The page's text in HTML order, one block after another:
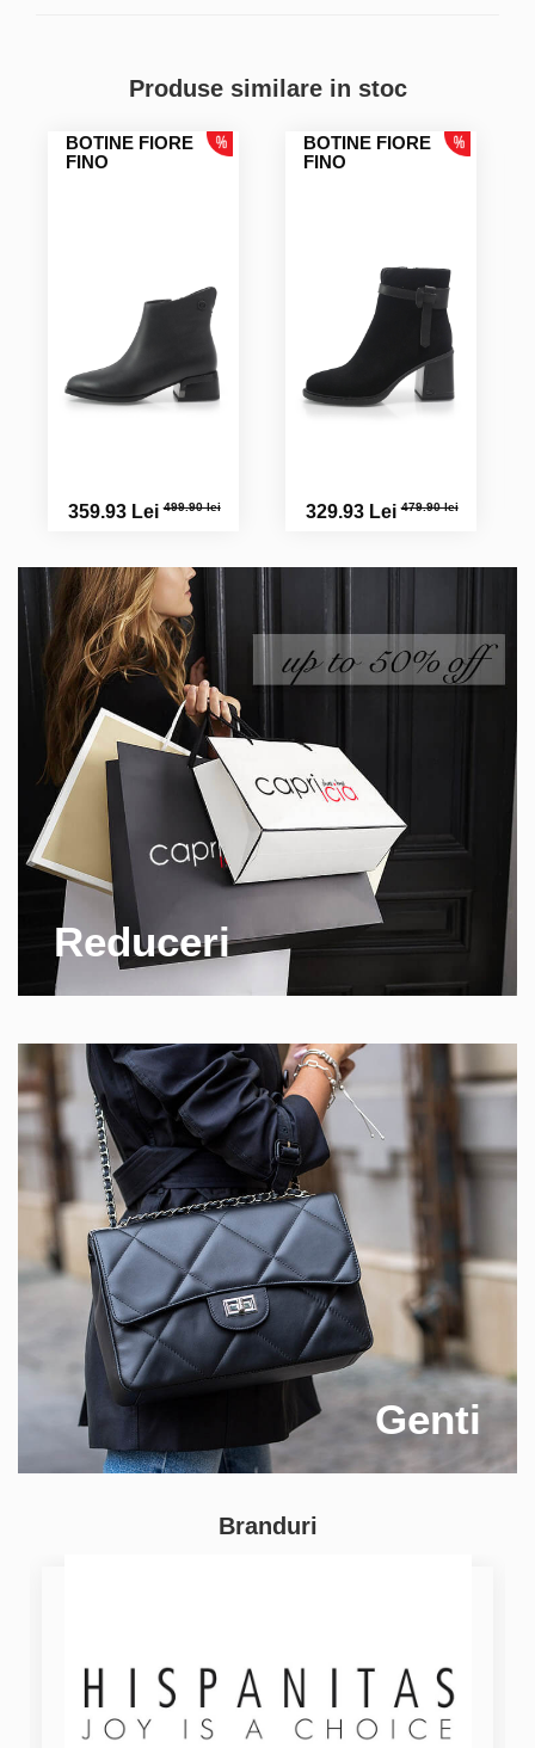
Produse similare in stoc
BOTINE FIORE
FINO
359.93 Lei499.90 lei
BOTINE FIORE
FINO
329.93 Lei479.90 lei
Reduceri
Genti
Branduri